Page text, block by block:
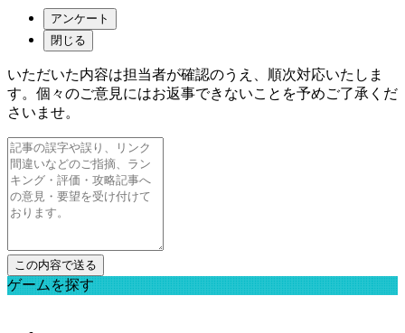
アンケート
閉じる
いただいた内容は担当者が確認のうえ、順次対応いたしま
す。個々のご意見にはお返事できないことを予めご了承くだ
さいませ。
ゲームを探す